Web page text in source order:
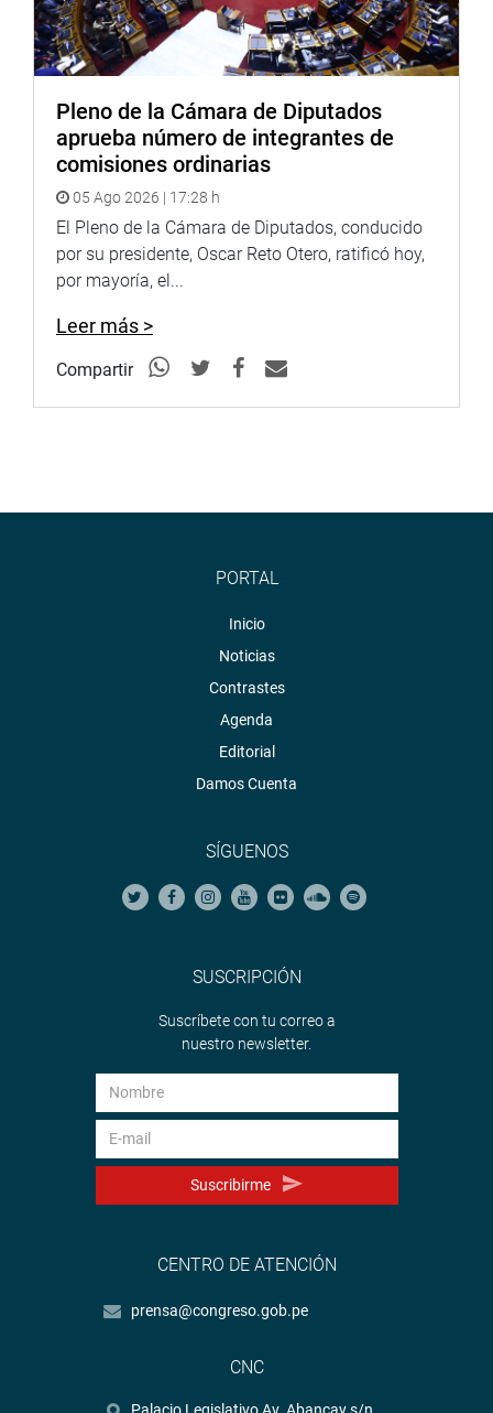
Pleno de la Cámara de Diputados
aprueba número de integrantes de
comisiones ordinarias
05 Ago 2026 | 17:28 h
El Pleno de la Cámara de Diputados, conducido
por su presidente, Oscar Reto Otero, ratificó hoy,
por mayoría, el...
Leer más >
Compartir
PORTAL
Inicio
Noticias
Contrastes
Agenda
Editorial
Damos Cuenta
SÍGUENOS
SUSCRIPCIÓN
Suscríbete con tu correo a
nuestro newsletter.
Suscribirme
CENTRO DE ATENCIÓN
prensa@congreso.gob.pe
CNC
Palacio Legislativo Av. Abancay s/n.